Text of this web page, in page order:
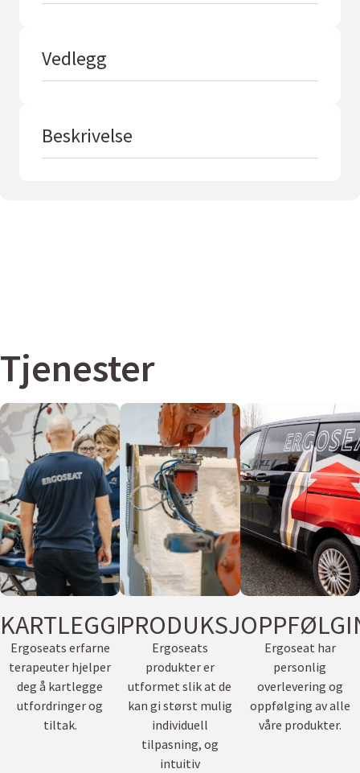
Vedlegg
Beskrivelse
Tjenester
KARTLEGGING
Ergoseats erfarne
terapeuter hjelper
deg å kartlegge
utfordringer og
tiltak.
PRODUKSJON
Ergoseats
produkter er
utformet slik at de
kan gi størst mulig
individuell
tilpasning, og
intuitiv
Ergoseat har
personlig
overlevering og
oppfølging av alle
våre produkter.